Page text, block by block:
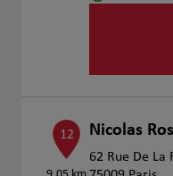
12 Nicolas
62 Rue De La